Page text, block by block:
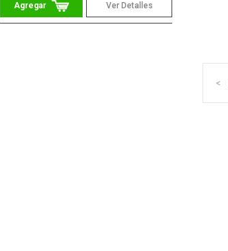
Ver Detalles